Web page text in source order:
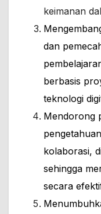
keimanan
dan
berbasis
teknologi
Mendorong
kolaborasi,
sehingga
secara